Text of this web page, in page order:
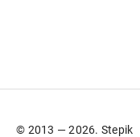
© 2013 — 2026. Stepik